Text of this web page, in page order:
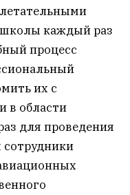
каждый раз
процесс
их с
в области
для проведения